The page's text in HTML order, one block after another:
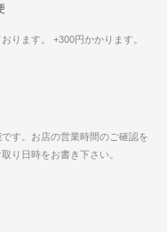
ります。 +300円かかります。
す。お店の営業時間のご確認を
り日時をお書き下さい。